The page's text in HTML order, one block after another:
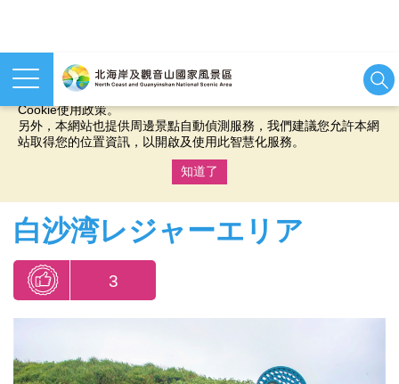
本網站使用cookies等相關技術以持續優化網站服務，並有助於為
您提供更佳的體驗，當您繼續使用本網站即表示您同意我們的
Cookie使用政策。
另外，本網站也提供周邊景點自動偵測服務，我們建議您允許本網
站取得您的位置資訊，以開啟及使用此智慧化服務。
知道了
白沙湾レジャーエリア
3